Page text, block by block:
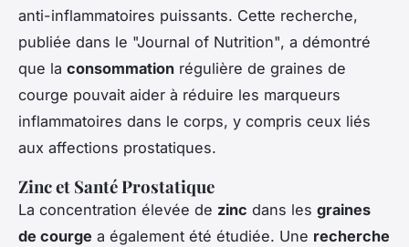
anti-inflammatoires puissants. Cette recherche,
publiée dans le "Journal of Nutrition", a démontré
que la consommation régulière de graines de
courge pouvait aider à réduire les marqueurs
inflammatoires dans le corps, y compris ceux liés
aux affections prostatiques.
Zinc et Santé Prostatique
La concentration élevée de zinc dans les graines
de courge a également été étudiée. Une recherche